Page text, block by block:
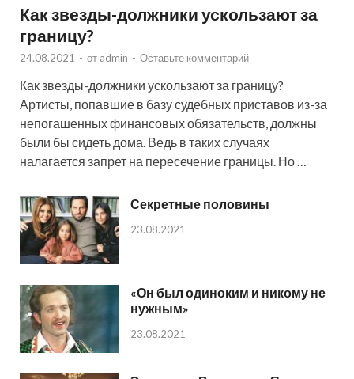
Как звезды-должники ускользают за
границу?
24.08.2021 - от admin - Оставьте комментарий
Как звезды-должники ускользают за границу?
Артисты, попавшие в базу судебных приставов из-за
непогашенных финансовых обязательств, должны
были бы сидеть дома. Ведь в таких случаях
налагается запрет на пересечение границы. Но …
Секретные половины
23.08.2021
«Он был одиноким и никому не
нужным»
23.08.2021